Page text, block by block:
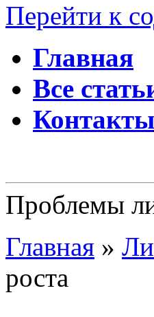
Перейти к
Главная
Все
Контакты
Проблемы
Главная »
роста